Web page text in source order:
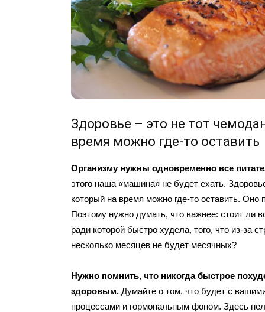
Здоровье – это не тот
время можно где-то оставить
Организму нужны одновременно все
этого наша «машина» не будет ехать.
который на время можно где-то оставить. Оно
Поэтому нужно думать, что важнее: стоит ли
ради которой быстро худела, того, что из-за
несколько месяцев не будет месячных?
Нужно помнить, что никогда быстрое
здоровым. Думайте о том, что будет с
процессами и гормональным фоном. Здесь